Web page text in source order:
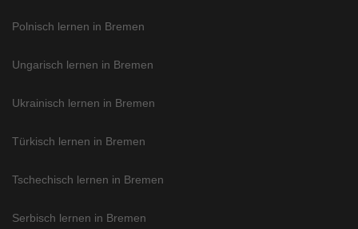
Polnisch lernen in Bremen
Ungarisch lernen in Bremen
Ukrainisch lernen in Bremen
Türkisch lernen in Bremen
Tschechisch lernen in Bremen
Serbisch lernen in Bremen